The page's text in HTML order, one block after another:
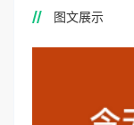
图文展示